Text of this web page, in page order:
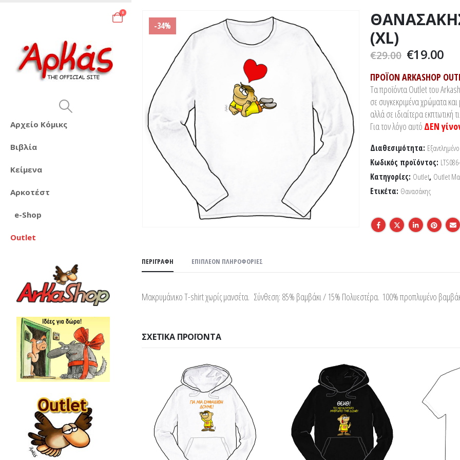
0
Αρχείο Κόμικς
Βιβλία
Κείμενα
Αρκοτέστ
e-Shop
Outlet
-34%
(XL)
€29.00 Original
was:
€29.00.
€19.00Η
ΠΡΟΪΟΝ ARKASHOP
Τα προϊόντα Outlet του
σε συγκεκριμένα χρώματα
αλλά σε ιδιαίτερα εκπτωτική
Για τον λόγο αυτό ΔΕΝ
Διαθεσιμότητα: Εξαντλημένο
Κωδικός προϊόντος:
Κατηγορίες: Outlet, Outlet
Ετικέτα: Θανασάκης
ΠΕΡΙΓΡΑΦΉ ΕΠΙΠΛΈΟΝ ΠΛΗΡΟΦΟΡΊΕΣ
Μακρυμάνικο T-shirt χωρίς μανσέτα. Σύνθεση: 85% βαμβάκι / 15% Πολυεστέρα. 100% προπλυμένο
ΣΧΕΤΙΚΆ ΠΡΟΪΌΝΤΑ